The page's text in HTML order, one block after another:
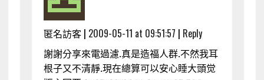
匿名訪客 | 2009-05-11 at 09:51:57 | Reply
謝謝分享來電過濾.真是造福人群.不然我耳
根子又不清靜.現在總算可以安心睡大頭觉